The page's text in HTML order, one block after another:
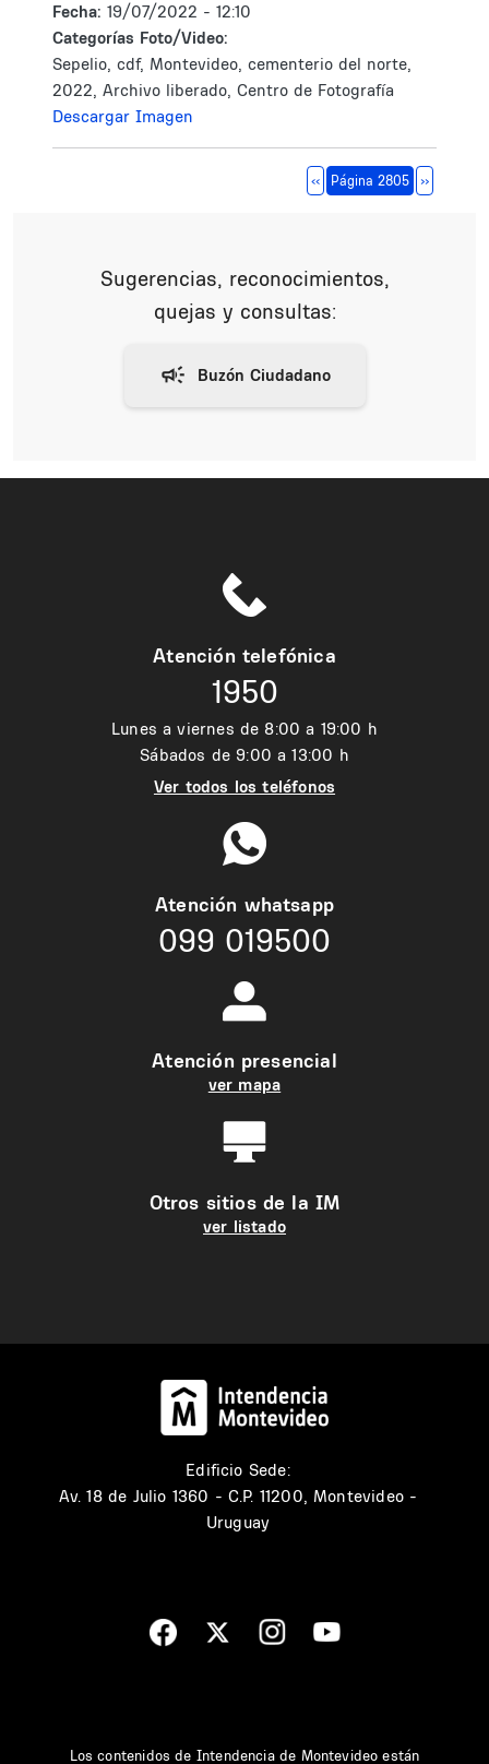
Fecha: 19/07/2022 - 12:10
Categorías Foto/Video:
Sepelio, cdf, Montevideo, cementerio del norte,
2022, Archivo liberado, Centro de Fotografía
Descargar Imagen
Página anterior
‹‹ Página 2805 Siguiente
››
Sugerencias, reconocimientos,
quejas y consultas:
Atención telefónica
1950
Lunes a viernes de 8:00 a 19:00 h
Sábados de 9:00 a 13:00 h
Ver todos los teléfonos
Atención whatsapp
099 019500
Atención presencial
ver mapa
Otros sitios de la IM
ver listado
Edificio Sede:
Av. 18 de Julio 1360 - C.P. 11200, Montevideo -
Uruguay
Los contenidos de Intendencia de Montevideo están